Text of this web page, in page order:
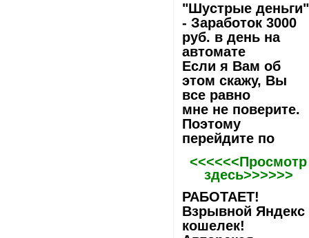
"Шустрые деньги"
- Заработок 3000
руб. в день на
автомате
Если я Вам об
этом скажу, Вы
все равно
мне не поверите.
Поэтому
перейдите по
<<<<<<Просмотр
здесь>>>>>>
РАБОТАЕТ!
Взрывной Яндекс
кошелек!